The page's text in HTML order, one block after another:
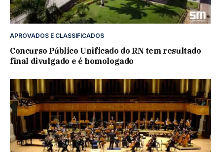
APROVADOS E CLASSIFICADOS
Concurso Público Unificado do RN tem resultado
final divulgado e é homologado